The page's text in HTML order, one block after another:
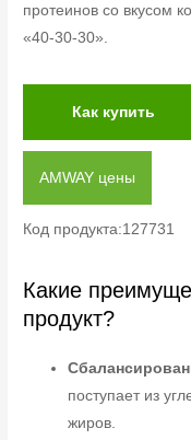
протеинов со вкусом
«40-30-30».
Как купить
AMWAY цены
Код продукта:127731
Какие
продукт?
поступает из
жиров.